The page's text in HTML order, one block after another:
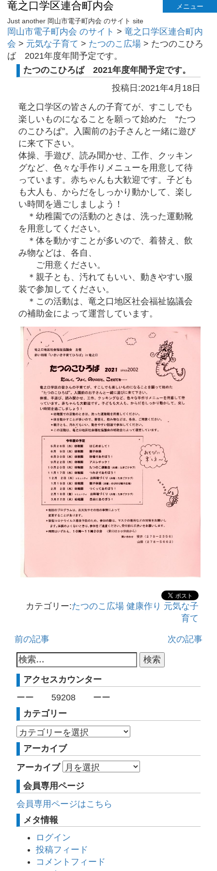
竜之口学区連合町内会
メニュー
Just another 岡山市電子町内会 のサイト site
岡山市電子町内会 のサイト > 竜之口学区連合町内
会 > 元気な子育て > たつのこ広場 > たつのこひろ
ば 2021年度年間予定です。
たつのこひろば 2021年度年間予定です。
投稿日:2021年4月18日
竜之口学区の皆さんの子育てが、すこしでも
楽しいものになることを願って始めた “たつ
のこひろぱ”。入園前のお子さんと一緒に遊び
に来て下さい。
体操、手遊び、読み聞かせ、工作、クッキン
グなど、色々な手作りメニューを用意して待
っています。赤ちゃんも大歓迎です。子ども
も大人も、からだをしっかり動かして、楽し
い時間を過ごしましよう！
＊幼稚園での活動のときは、洗った運動靴
を用意してください。
＊体を動かすことが多いので、着替え、飲
み物などは、各自、
ご用意ください。
＊親子とも、汚れてもいい、動きやすい服
装で参加してください。
＊この活動は、竜之口地区社会福祉協議会
の補助金によって運営しています。
カテゴリー:たつのこ広場 健康作り 元気な子
育て
前の記事 次の記事
アクセスカウンター
ーー 59208ーー
カテゴリー
アーカイブ
アーカイブ
会員専用ページ
会員専用ページはこちら
メタ情報
ログイン
投稿フィード
コメントフィード